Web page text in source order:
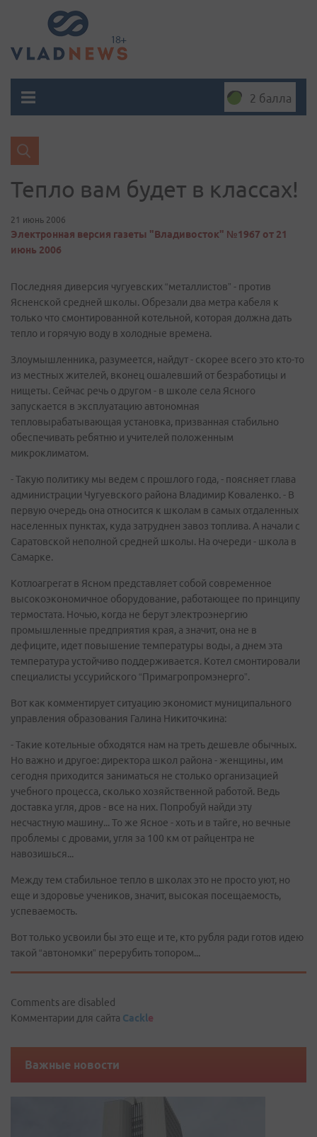
2 балла
Тепло вам будет в классах!
21 июнь 2006
Электронная версия газеты "Владивосток" №1967 от 21
июнь 2006
Последняя диверсия чугуевских “металлистов” - против
Ясненской средней школы. Обрезали два метра кабеля к
только что смонтированной котельной, которая должна дать
тепло и горячую воду в холодные времена.
Злоумышленника, разумеется, найдут - скорее всего это кто-то
из местных жителей, вконец ошалевший от безработицы и
нищеты. Сейчас речь о другом - в школе села Ясного
запускается в эксплуатацию автономная
тепловырабатывающая установка, призванная стабильно
обеспечивать ребятню и учителей положенным
микроклиматом.
- Такую политику мы ведем с прошлого года, - поясняет глава
администрации Чугуевского района Владимир Коваленко. - В
первую очередь она относится к школам в самых отдаленных
населенных пунктах, куда затруднен завоз топлива. А начали с
Саратовской неполной средней школы. На очереди - школа в
Самарке.
Котлоагрегат в Ясном представляет собой современное
высокоэкономичное оборудование, работающее по принципу
термостата. Ночью, когда не берут электроэнергию
промышленные предприятия края, а значит, она не в
дефиците, идет повышение температуры воды, а днем эта
температура устойчиво поддерживается. Котел смонтировали
специалисты уссурийского “Примагропромэнерго”.
Вот как комментирует ситуацию экономист муниципального
управления образования Галина Никиточкина:
- Такие котельные обходятся нам на треть дешевле обычных.
Но важно и другое: директора школ района - женщины, им
сегодня приходится заниматься не столько организацией
учебного процесса, сколько хозяйственной работой. Ведь
доставка угля, дров - все на них. Попробуй найди эту
несчастную машину... То же Ясное - хоть и в тайге, но вечные
проблемы с дровами, угля за 100 км от райцентра не
навозишься...
Между тем стабильное тепло в школах это не просто уют, но
еще и здоровье учеников, значит, высокая посещаемость,
успеваемость.
Вот только усвоили бы это еще и те, кто рубля ради готов идею
такой “автономки” перерубить топором...
Comments are disabled
Комментарии для сайта Cackle
Важные новости